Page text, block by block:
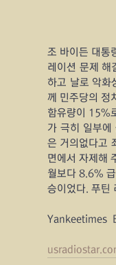
조 바이든 대통
레이션 문제 해
하고 날로 악화
께 민주당의 정
함유량이 15%
가 극히 일부에
은 거의없다고
면에서 자제해
월보다 8.6%
승이었다. 푸틴
Yankeetimes